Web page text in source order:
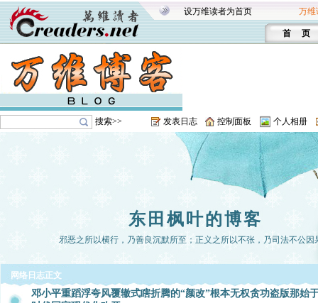
设万维读者为首页 万维
首 页
搜索>> 发表日志 控制面板 个人相册
东田枫叶的博客
邪恶之所以横行，乃善良沉默所至；正义之所以不张，乃司法不公因
网络日志正文
邓小平重蹈浮夸风覆辙式瞎折腾的“颜改”根本无权贪功盗版那始